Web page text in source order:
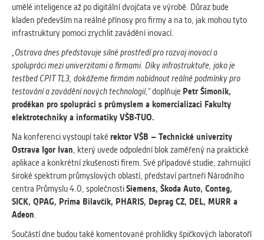
umělé inteligence až po digitální dvojčata ve výrobě. Důraz bude
kladen především na reálné přínosy pro firmy a na to, jak mohou tyto
infrastruktury pomoci zrychlit zavádění inovací.
„Ostrava dnes představuje silné prostředí pro rozvoj inovací a
spolupráci mezi univerzitami a firmami. Díky infrastruktuře, jako je
testbed CPIT TL3, dokážeme firmám nabídnout reálné podmínky pro
testování a zavádění nových technologií,“doplňuje Petr Šimoník,
proděkan pro spolupráci s průmyslem a komercializaci Fakulty
elektrotechniky a informatiky VŠB-TUO.
Na konferenci vystoupí také rektor VŠB – Technické univerzity
Ostrava Igor Ivan, který uvede odpolední blok zaměřený na praktické
aplikace a konkrétní zkušenosti firem. Své případové studie, zahrnující
široké spektrum průmyslových oblastí, představí partneři Národního
centra Průmyslu 4.0, společnostiSiemens, Škoda Auto, Conteg,
SICK, QPAG, Prima Bilavčík, PHARIS, Deprag CZ, DEL, MURR a
Adeon.
Součástí dne budou také komentované prohlídky špičkových laboratoří